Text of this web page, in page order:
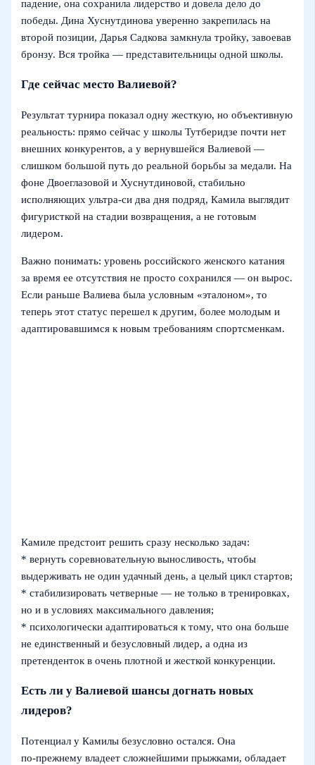
падение, она сохранила лидерство и довела дело до
победы. Дина Хуснутдинова уверенно закрепилась на
второй позиции, Дарья Садкова замкнула тройку, завоевав
бронзу. Вся тройка — представительницы одной школы.
Где сейчас место Валиевой?
Результат турнира показал одну жесткую, но объективную
реальность: прямо сейчас у школы Тутберидзе почти нет
внешних конкурентов, а у вернувшейся Валиевой —
слишком большой путь до реальной борьбы за медали. На
фоне Двоеглазовой и Хуснутдиновой, стабильно
исполняющих ультра-си два дня подряд, Камила выглядит
фигуристкой на стадии возвращения, а не готовым
лидером.
Важно понимать: уровень российского женского катания
за время ее отсутствия не просто сохранился — он вырос.
Если раньше Валиева была условным «эталоном», то
теперь этот статус перешел к другим, более молодым и
адаптировавшимся к новым требованиям спортсменкам.
Камиле предстоит решить сразу несколько задач:
* вернуть соревновательную выносливость, чтобы
выдерживать не один удачный день, а целый цикл стартов;
* стабилизировать четверные — не только в тренировках,
но и в условиях максимального давления;
* психологически адаптироваться к тому, что она больше
не единственный и безусловный лидер, а одна из
претенденток в очень плотной и жесткой конкуренции.
Есть ли у Валиевой шансы догнать новых
лидеров?
Потенциал у Камилы безусловно остался. Она
по‑прежнему владеет сложнейшими прыжками, обладает